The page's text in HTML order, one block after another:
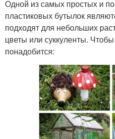
Одной из самых простых и
пластиковых бутылок
подходят для небольших
цветы или суккуленты.
понадобится: